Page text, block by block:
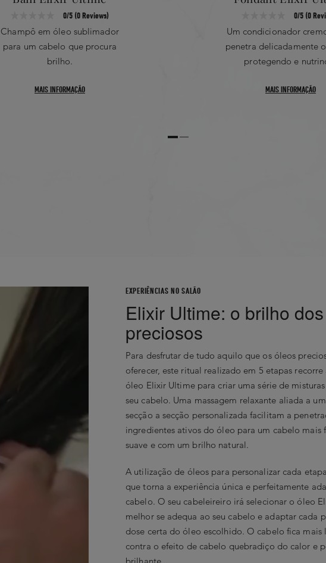
Argania Spinosa Kernel Oil
Sclerocarya Birrea Seed Oil
REVIEWS MAIS CRÍTICAS E ÚTEIS
0/5 (0 Reviews)
Champô em óleo sublimador
para um cabelo que procura
brilho.
MAIS INFORMAÇÃO
0/5 (0
Um condicionador
penetra delicadamente
protegendo e
MAIS INFORMAÇÃO
EXPERIÊNCIAS NO SALÃO
Elixir Ultime: o brilho
preciosos
Para desfrutar de tudo aquilo que os óleos
oferecer, este ritual realizado em 5 etapas
óleo Elixir Ultime para criar uma série de
seu cabelo. Uma massagem relaxante aliada a
secção a secção personalizada facilitam a
ingredientes ativos do óleo para um cabelo mais
suave e com um brilho natural.
A utilização de óleos para personalizar cada
que torna a experiência única e perfeitamente
cabelo. O seu cabeleireiro irá selecionar o óleo
melhor se adequa ao seu cabelo e adaptar cada
dose certa do óleo escolhido. O cabelo fica mais
contra o efeito de cabelo quebradiço do calor e